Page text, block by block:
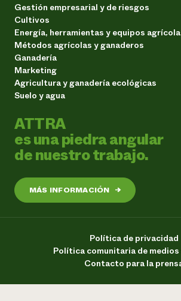
Gestión empresarial y de riesgos
Cultivos
Energía, herramientas y equipos
Métodos agrícolas y ganaderos
Ganadería
Marketing
Agricultura y ganadería ecológicas
Suelo y agua
ATTRA
es una piedra angular
de nuestro trabajo.
MÁS INFORMACIÓN →
Política de privacidad
Política comunitaria de
Contacto para la